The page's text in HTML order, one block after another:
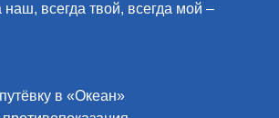
наш, всегда твой, всегда мой –
в «Океан»